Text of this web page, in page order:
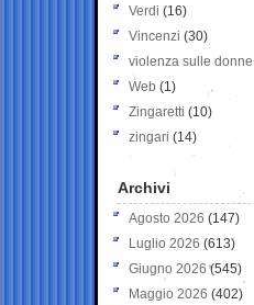
Verdi (16)
Vincenzi (30)
violenza sulle donne
Web (1)
Zingaretti (10)
zingari (14)
Archivi
Agosto 2026 (147)
Luglio 2026 (613)
Giugno 2026 (545)
Maggio 2026 (402)